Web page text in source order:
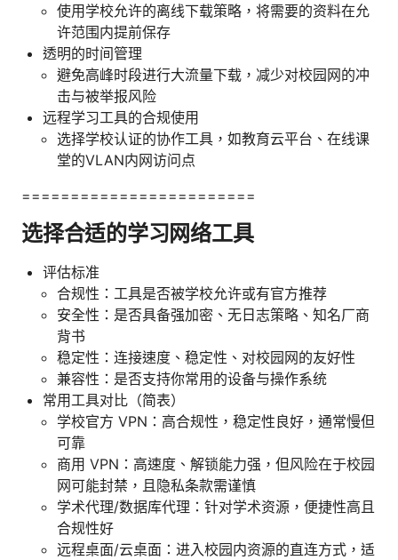
使用学校允许的离线下载策略，将需要的资料在允
许范围内提前保存
透明的时间管理
避免高峰时段进行大流量下载，减少对校园网的冲
击与被举报风险
远程学习工具的合规使用
选择学校认证的协作工具，如教育云平台、在线课
堂的VLAN内网访问点
========================
选择合适的学习网络工具
评估标准
合规性：工具是否被学校允许或有官方推荐
安全性：是否具备强加密、无日志策略、知名厂商
背书
稳定性：连接速度、稳定性、对校园网的友好性
兼容性：是否支持你常用的设备与操作系统
常用工具对比（简表）
学校官方 VPN：高合规性，稳定性良好，通常慢但
可靠
商用 VPN：高速度、解锁能力强，但风险在于校园
网可能封禁，且隐私条款需谨慎
学术代理/数据库代理：针对学术资源，便捷性高且
合规性好
远程桌面/云桌面：进入校园内资源的直连方式，适